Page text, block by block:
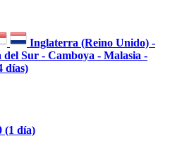
Inglaterra (Reino Unido) -
Sur - Camboya - Malasia -
días)
(1 día)